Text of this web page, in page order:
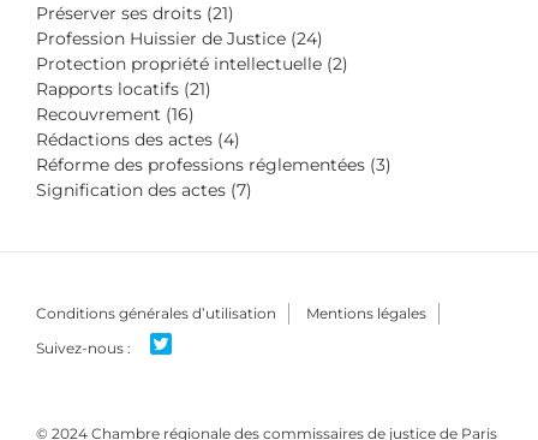
Préserver ses droits (21)
Profession Huissier de Justice (24)
Protection propriété intellectuelle (2)
Rapports locatifs (21)
Recouvrement (16)
Rédactions des actes (4)
Réforme des professions réglementées (3)
Signification des actes (7)
Conditions générales d’utilisation Mentions légales
© 2024 Chambre régionale des commissaires de justice de Paris